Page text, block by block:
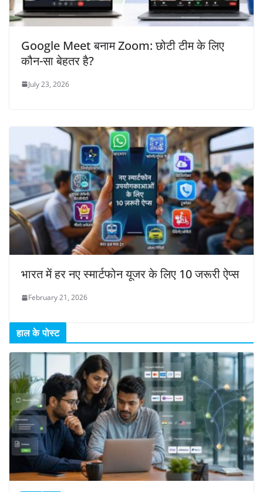
Google Meet बनाम Zoom: छोटी टीम के लिए
कौन-सा बेहतर है?
July 23, 2026
भारत में हर नए स्मार्टफोन यूजर के लिए 10 जरूरी ऐप्स
February 21, 2026
हाल के पोस्ट